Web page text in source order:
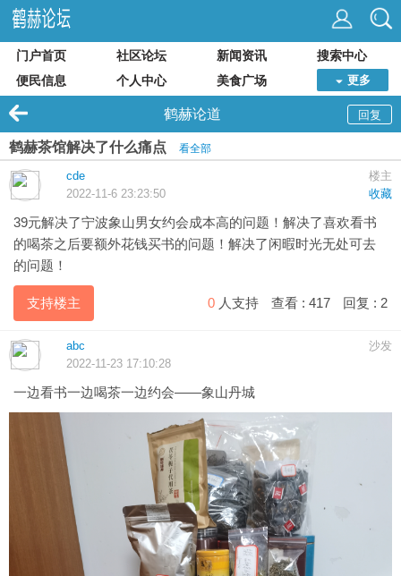
门户首页 社区论坛 新闻资讯
搜索中心
便民信息
个人中心 美食广场 更多
回复
鹤赫论道
鹤赫茶馆解决了什么痛点 看全部
楼主
cde
收藏
2022-11-6 23:23:50
39元解决了宁波象山男女约会成本高的问题！解决了喜欢看书
的喝茶之后要额外花钱买书的问题！解决了闲暇时光无处可去
的问题！
支持楼主 0 人支持 查看 : 417 回复 : 2
沙发
abc
2022-11-23 17:10:28
一边看书一边喝茶一边约会——象山丹城